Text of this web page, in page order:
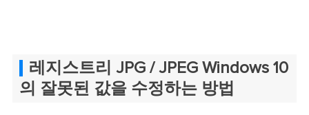
레지스트리 JPG / JPEG Windows 10
의 잘못된 값을 수정하는 방법